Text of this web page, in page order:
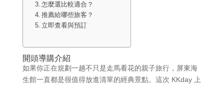
怎麼選比較適合？
推薦給哪些旅客？
立即查看與預訂
開頭導購介紹
如果你正在規劃一趟不只是走馬看花的親子旅行，屏東海
生館一直都是很值得放進清單的經典景點。這次 KKday 上